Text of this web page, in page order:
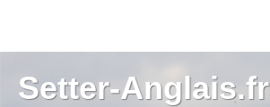
Setter-Anglais.fr